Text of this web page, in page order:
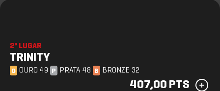
2º LUGAR
TRINITY
O OURO 49 P PRATA 48 B BRONZE 32
407,00 PTS